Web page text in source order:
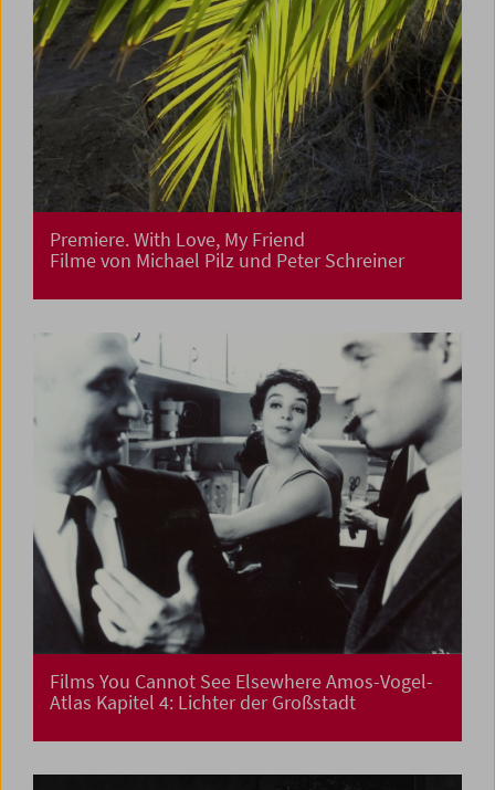
Premiere. With Love, My Friend
Filme von Michael Pilz und Peter Schreiner
Films You Cannot See Elsewhere Amos-Vogel-
Atlas Kapitel 4: Lichter der Großstadt